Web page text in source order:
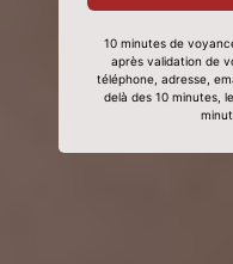
10 minutes de
après validation de
téléphone, adresse,
delà des 10 minutes,